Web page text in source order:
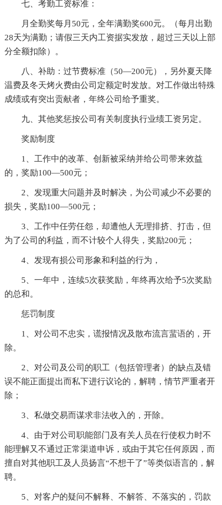
七、考勤工资标准：
月全勤奖每月50元，全年满勤奖600元。（每月出勤
28天为满勤；请假三天内工资据实发放，超过三天以上部
分全额扣除）。
八、补助：过节费标准（50—200元），另外夏天降
温费及冬天烤火费由公司定额定时发放。对工作做出特殊
成绩或有突出贡献者，年终公司给予重奖。
九、其他奖惩按公司有关制度执行业绩工资另定。
奖励制度
1、工作中的改革、创新被采纳并给公司带来效益
的，奖励100—500元；
2、发现重大问题并及时解决，为公司减少不必要的
损失，奖励100—500元；
3、工作中任劳任怨，却遭他人无理排挤、打击，但
为了公司的利益，而不计较个人得失，奖励200元；
4、发现有损公司形象和利益的行为，
5、一年中，连续5次获奖励，年终再次给予5次奖励
的总和。
惩罚制度
1、对公司不忠实，谎报情况及散布流言蜚语的，开
除。
2、对公司及公司的职工（包括管理者）的缺点及错
误不能正面提出而私下进行议论的，解聘，情节严重者开
除；
3、私做交易而谋求非法收入的，开除。
4、由于对公司职能部门及有关人员在行使权力时不
能理解又不通过正常渠道申诉，或由于其它任何原因，而
擅自对其他职工及人员扬言“不想干了”等类似语言的，解
聘。
5、对客户的疑问不解释、不解答、不落实的，罚款